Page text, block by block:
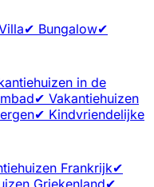
✔ Bungalow✔
in de
✔ Vakantiehuizen
✔ Kindvriendelijke
Frankrijk✔
Griekenland✔